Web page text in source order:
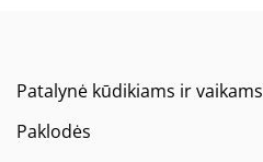
Patalynė kūdikiams ir vaikams
Paklodės